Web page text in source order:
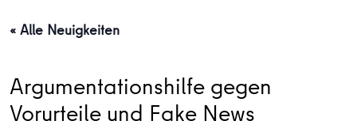
« Alle Neuigkeiten
Argumentationshilfe gegen
Vorurteile und Fake News